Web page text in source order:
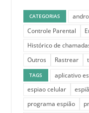
CATEGORIAS
Controle Parental
Histórico de
Outros
Rastrear
TAGS aplicativo
espiao celular
programa espião